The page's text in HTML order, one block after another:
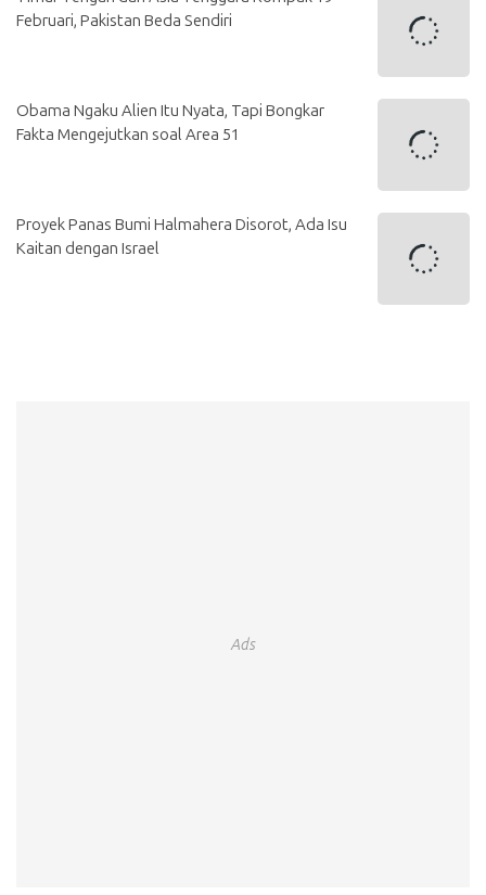
Februari, Pakistan Beda Sendiri
Obama Ngaku Alien Itu Nyata, Tapi Bongkar
Fakta Mengejutkan soal Area 51
Proyek Panas Bumi Halmahera Disorot, Ada Isu
Kaitan dengan Israel
Ads